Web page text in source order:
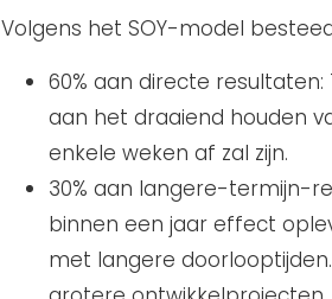
Volgens het SOY-model
60% aan directe
aan het draaiend houden
enkele weken af zal zijn.
30% aan langere-termijn-
binnen een jaar effect
met langere